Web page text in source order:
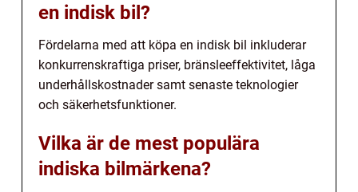
en indisk bil?
Fördelarna med att köpa en indisk bil inkluderar
konkurrenskraftiga priser, bränsleeffektivitet, låga
underhållskostnader samt senaste teknologier
och säkerhetsfunktioner.
Vilka är de mest populära
indiska bilmärkena?